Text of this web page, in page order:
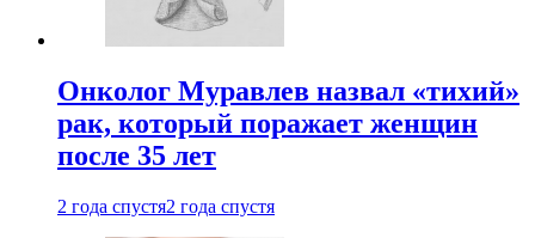
Онколог Муравлев назвал «тихий»
рак, который поражает женщин
после 35 лет
2 года спустя2 года спустя